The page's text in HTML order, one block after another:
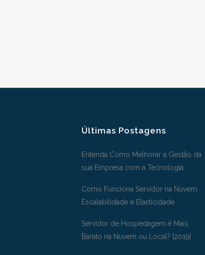
Últimas Postagens
Entenda Como Melhorar a Gestão da
sua Empresa com a Tecnologia
Como Funciona Servidor na Nuvem:
Escalabilidade e Elasticidade
Servidor de Hospedagem é Mais
Barato na Nuvem ou Local? [2019]